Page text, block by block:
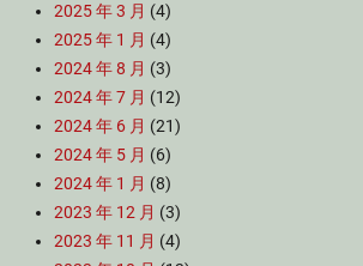
2025 年 3 月 (4)
2025 年 1 月 (4)
2024 年 8 月 (3)
2024 年 7 月 (12)
2024 年 6 月 (21)
2024 年 5 月 (6)
2024 年 1 月 (8)
2023 年 12 月 (3)
2023 年 11 月 (4)